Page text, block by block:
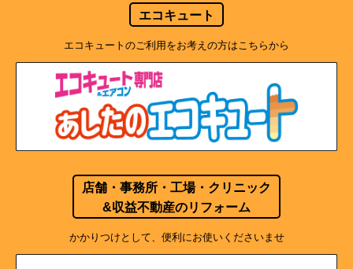
エコキュート
エコキュートのご利用をお考えの方はこちらから
店舗・事務所・工場・クリニック
&収益不動産のリフォーム
かかりつけとして、便利にお使いくださいませ